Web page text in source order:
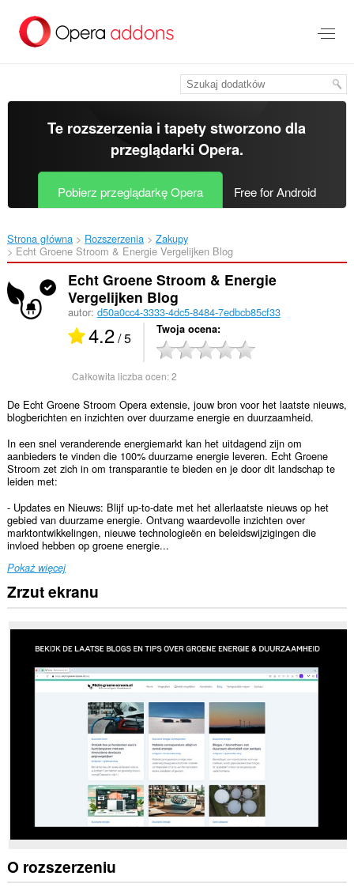
treści
Te rozszerzenia i tapety stworzono dla
przeglądarki Opera.
Pobierz przeglądarkę Opera Free for Android
Strona główna Rozszerzenia
Zakupy
Echt Groene Stroom & Energie Vergelijken Blog‎
Echt Groene Stroom & Energie
Vergelijken Blog
autor: d50a0cc4-3333-4dc5-8484-7edbcb85cf33
4.2/ 5 Twoja ocena
Całkowita liczba ocen:2
De Echt Groene Stroom Opera extensie, jouw bron voor het laatste nieuws,
blogberichten en inzichten over duurzame energie en duurzaamheid.
In een snel veranderende energiemarkt kan het uitdagend zijn om
aanbieders te vinden die 100% duurzame energie leveren. Echt Groene
Stroom zet zich in om transparantie te bieden en je door dit landschap te
leiden met:
- Updates en Nieuws: Blijf up-to-date met het allerlaatste nieuws op het
gebied van duurzame energie. Ontvang waardevolle inzichten over
marktontwikkelingen, nieuwe technologieën en beleidswijzigingen die
invloed hebben op groene energie...
Pokaż więcej
Zrzut ekranu
O rozszerzeniu